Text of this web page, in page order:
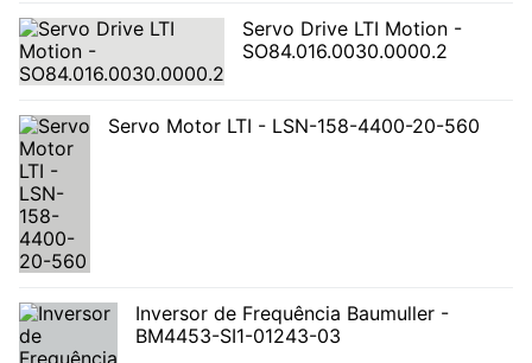
Servo Drive LTI Motion -
SO84.016.0030.0000.2
Servo Motor LTI - LSN-158-4400-20-560
Inversor de Frequência Baumuller -
BM4453-SI1-01243-03